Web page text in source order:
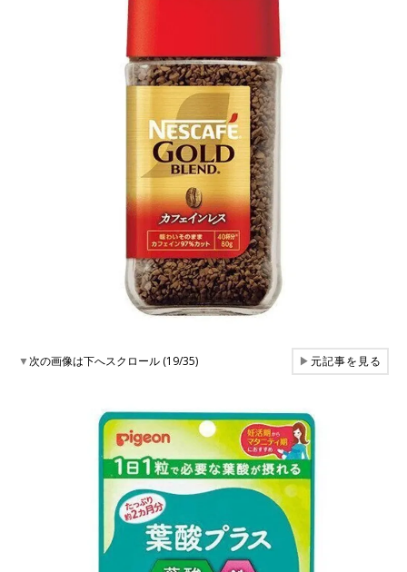
▼次の画像は下へスクロール (19/35) ▶元記事を見る